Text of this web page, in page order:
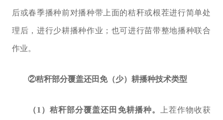
后或春季播种前对播种带上面的秸秆或根茬进行简单处
理后，进行少耕播种作业；也可进行苗带整地播种联合
作业。
②秸秆部分覆盖还田免（少）耕播种技术类型
（1 ）秸秆部分覆盖还田免耕播种。 上茬作物收获